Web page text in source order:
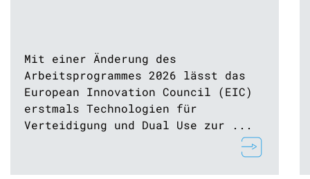
Mit einer Änderung des
Arbeitsprogrammes 2026 lässt das
European Innovation Council (EIC)
erstmals Technologien für
Verteidigung und Dual Use zur ...